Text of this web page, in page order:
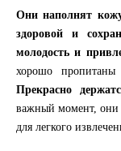
Они наполнят
здоровой и
молодость и
хорошо
Прекрасно
важный момент, они
для легкого